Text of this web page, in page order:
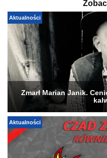
Aktualności
Zmarł Marian Janik.
Aktualności